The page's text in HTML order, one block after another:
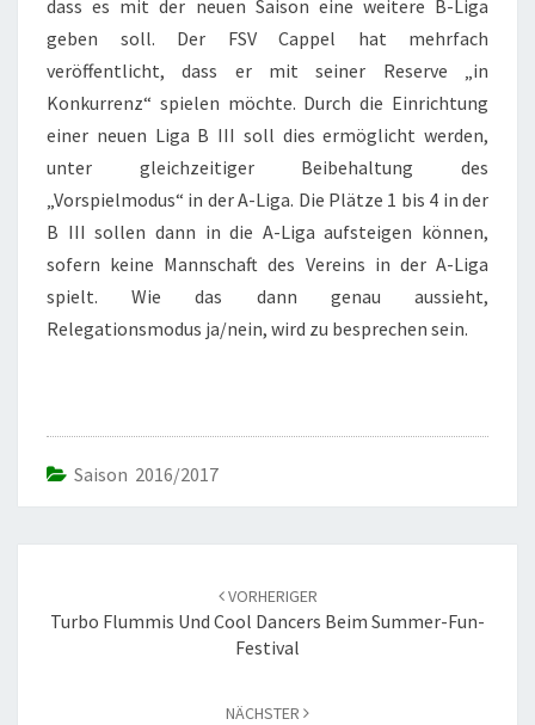
dass es mit der neuen Saison eine weitere B-Liga
geben soll. Der FSV Cappel hat mehrfach
veröffentlicht, dass er mit seiner Reserve „in
Konkurrenz“ spielen möchte. Durch die Einrichtung
einer neuen Liga B III soll dies ermöglicht werden,
unter gleichzeitiger Beibehaltung des
„Vorspielmodus“ in der A-Liga. Die Plätze 1 bis 4 in der
B III sollen dann in die A-Liga aufsteigen können,
sofern keine Mannschaft des Vereins in der A-Liga
spielt. Wie das dann genau aussieht,
Relegationsmodus ja/nein, wird zu besprechen sein.
Saison 2016/2017
VORHERIGER
Turbo Flummis Und Cool Dancers Beim Summer-Fun-
Festival
NÄCHSTER